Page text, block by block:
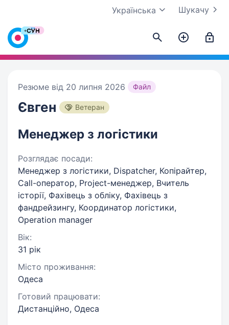
Шукачу
Українська
Резюме від 20 липня 2026 Файл
Євген Ветеран
Менеджер з логістики
Розглядає посади:
Менеджер з логістики, Dispatcher, Копірайтер,
Call-оператор, Project-менеджер, Вчитель
історії, Фахівець з обліку, Фахівець з
фандрейзингу, Координатор логістики,
Operation manager
Вік:
31 рік
Місто проживання:
Одеса
Готовий працювати:
Дистанційно, Одеса